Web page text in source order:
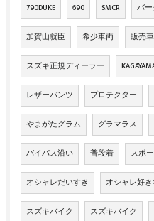
790DUKE 690 SMCR バ
加賀山就臣 希少車両 販売
スズキ正規ディーラー
レザーパンツ プロテクター
やまがたグラム グラマラス
バイパス沿い 普段着 スポ
オシャレだいすき オシャレ好
スズキバイク スズキバイク